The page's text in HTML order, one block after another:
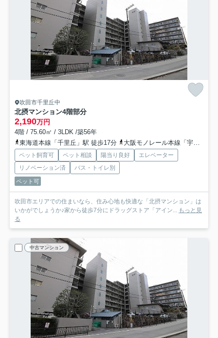
吹田市千里丘中
北摂マンション4階部分
2,190万円
4階 / 75.60㎡ / 3LDK /築56年
東海道本線「千里丘」駅 徒歩17分
大阪モノレール本線「宇野辺」駅 徒歩22分
ペット飼育可 ペット相談 陽当り良好
エレベーター
リノベーション済
バス・トイレ別
ペット可
吹田市エリアでの住まいなら、住み心地も快適な「北摂マンション」は
いかがでしょうか♪家から徒歩7分にドラッグストア「アイン... もっと見
る
中古マンション